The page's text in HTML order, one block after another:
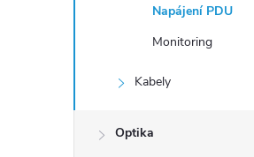
Napájení PDU
Monitoring
Kabely
Optika